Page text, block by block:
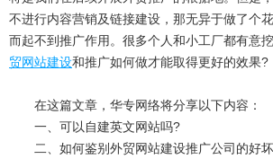
不进行内容营销及链接建设，那无异于做了个
而起不到推广作用。很多个人和小工厂都有意
贸网站建设和推广如何做才能取得更好的效果?
在这篇文章，华专网络将分享以下内容：
一、可以自建英文网站吗?
二、如何鉴别外贸网站建设推广公司的好